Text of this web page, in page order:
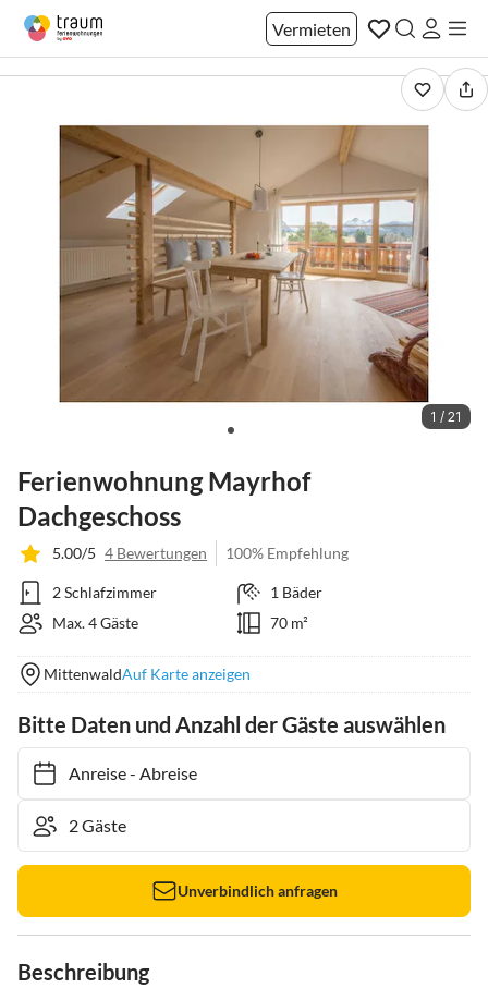
Vermieten
1 / 21
Ferienwohnung Mayrhof
Dachgeschoss
5.00/5 4 Bewertungen 100% Empfehlung
2 Schlafzimmer
1 Bäder
Max. 4 Gäste
70 m²
MittenwaldAuf Karte anzeigen
Bitte Daten und Anzahl der Gäste auswählen
Anreise- Abreise
Unverbindlich anfragen
Beschreibung